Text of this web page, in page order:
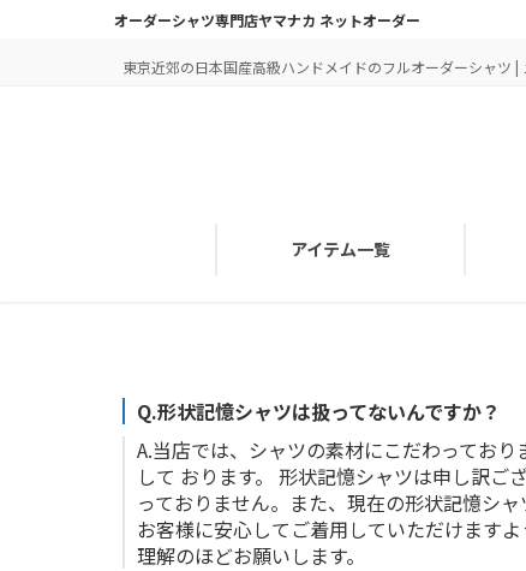
オーダーシャツ専門店ヤマナカ ネットオーダー
東京近郊の日本国産高級ハンドメイドのフルオーダーシャツ
アイテム一覧
Q.形状記憶シャツは扱ってないんですか？
A.当店では、シャツの素材にこだわってお
して おります。 形状記憶シャツは申し訳
っておりません。また、現在の形状記憶シ
お客様に安心してご着用していただけます
理解のほどお願いします。